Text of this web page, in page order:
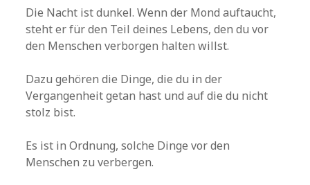
Die Nacht ist dunkel. Wenn der Mond auftaucht,
steht er für den Teil deines Lebens, den du vor
den Menschen verborgen halten willst.
Dazu gehören die Dinge, die du in der
Vergangenheit getan hast und auf die du nicht
stolz bist.
Es ist in Ordnung, solche Dinge vor den
Menschen zu verbergen.